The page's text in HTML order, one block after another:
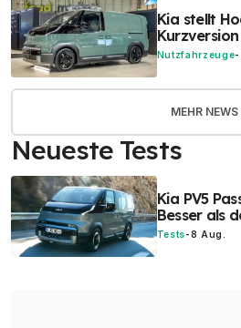
Kia stellt
Nutzfahrzeuge-
MEHR NEWS
Neueste Tests
Kia PV5
Besser als
Tests-8 Aug.